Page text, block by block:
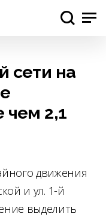
сети на
чем 2,1
движения
и ул. 1-й
выделить